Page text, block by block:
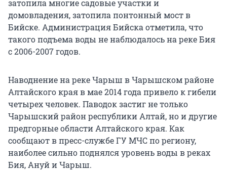
затопила многие садовые участки и
домовладения, затопила понтонный мост в
Бийске. Администрация Бийска отметила, что
такого подъема воды не наблюдалось на реке Бия
с 2006-2007 годов.
Наводнение на реке Чарыш в Чарышском районе
Алтайского края в мае 2014 года привело к гибели
четырех человек. Паводок застиг не только
Чарышский район республики Алтай, но и другие
предгорные области Алтайского края. Как
сообщают в пресс-службе ГУ МЧС по региону,
наиболее сильно поднялся уровень воды в реках
Бия, Ануй и Чарыш.